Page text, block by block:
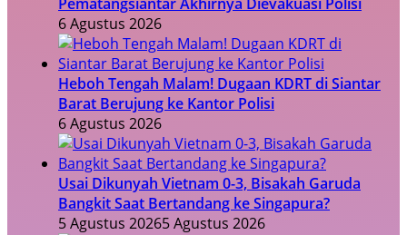
6 Agustus 2026
Heboh Tengah Malam! Dugaan KDRT di Siantar
Barat Berujung ke Kantor Polisi
6 Agustus 2026
Usai Dikunyah Vietnam 0-3, Bisakah Garuda
Bangkit Saat Bertandang ke Singapura?
5 Agustus 20265 Agustus 2026